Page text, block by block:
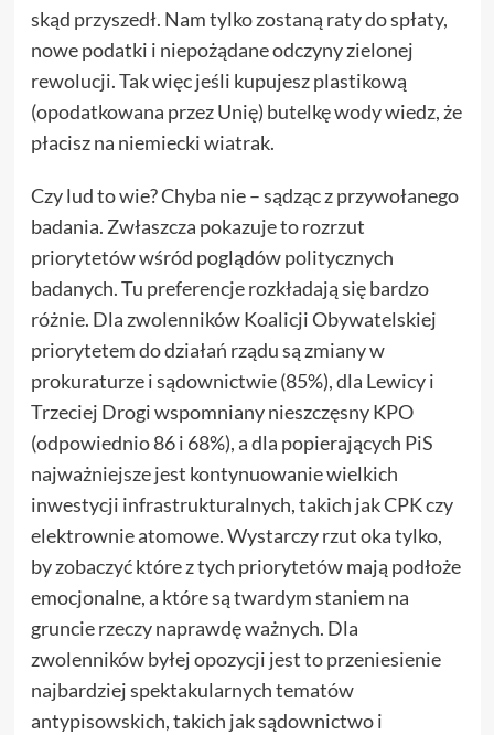
skąd przyszedł. Nam tylko zostaną raty do spłaty,
nowe podatki i niepożądane odczyny zielonej
rewolucji. Tak więc jeśli kupujesz plastikową
(opodatkowana przez Unię) butelkę wody wiedz, że
płacisz na niemiecki wiatrak.
Czy lud to wie? Chyba nie – sądząc z przywołanego
badania. Zwłaszcza pokazuje to rozrzut
priorytetów wśród poglądów politycznych
badanych. Tu preferencje rozkładają się bardzo
różnie. Dla zwolenników Koalicji Obywatelskiej
priorytetem do działań rządu są zmiany w
prokuraturze i sądownictwie (85%), dla Lewicy i
Trzeciej Drogi wspomniany nieszczęsny KPO
(odpowiednio 86 i 68%), a dla popierających PiS
najważniejsze jest kontynuowanie wielkich
inwestycji infrastrukturalnych, takich jak CPK czy
elektrownie atomowe. Wystarczy rzut oka tylko,
by zobaczyć które z tych priorytetów mają podłoże
emocjonalne, a które są twardym staniem na
gruncie rzeczy naprawdę ważnych. Dla
zwolenników byłej opozycji jest to przeniesienie
najbardziej spektakularnych tematów
antypisowskich, takich jak sądownictwo i